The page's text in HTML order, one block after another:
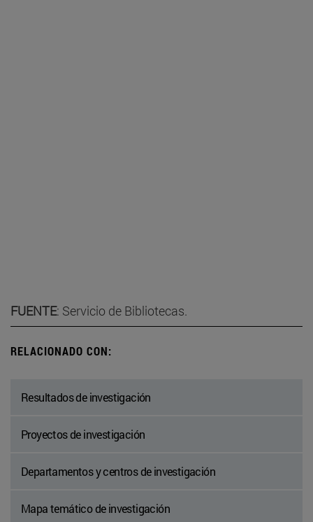
FUENTE: Servicio de Bibliotecas.
RELACIONADO CON:
Resultados de investigación
Proyectos de investigación
Departamentos y centros de investigación
Mapa temático de investigación